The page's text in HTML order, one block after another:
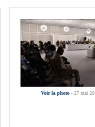
Voir la photo - 27 mai